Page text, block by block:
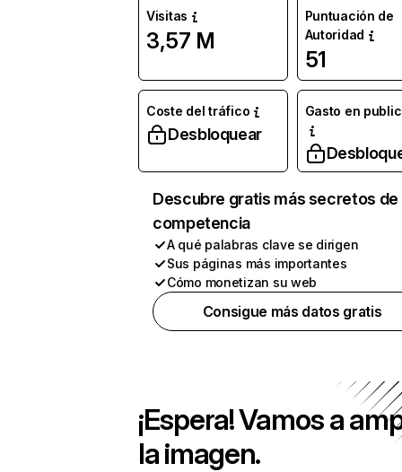
Visitas
3,57 M
Puntuación de
Autoridad
51
Coste del tráfico
Desbloquear
Gasto en
Descubre gratis más secretos de
competencia
A qué palabras clave se dirigen
Sus páginas más importantes
Cómo monetizan su web
Consigue más datos gratis
¡Espera! Vamos a
la imagen.